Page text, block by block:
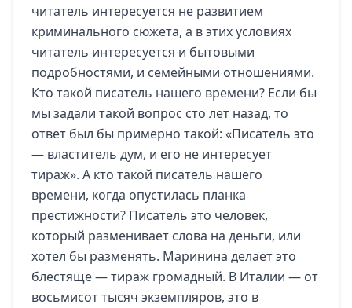
читатель интересуется не развитием
криминального сюжета, а в этих условиях
читатель интересуется и бытовыми
подробностями, и семейными отношениями.
Кто такой писатель нашего времени? Если бы
мы задали такой вопрос сто лет назад, то
ответ был бы примерно такой: «Писатель это
— властитель дум, и его не интересует
тираж». А кто такой писатель нашего
времени, когда опустилась планка
престижности? Писатель это человек,
который разменивает слова на деньги, или
хотел бы разменять. Маринина делает это
блестяще — тираж громадный. В Италии — от
восьмисот тысяч экземпляров, это в